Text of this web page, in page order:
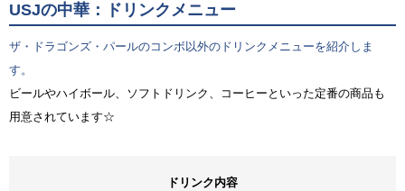
USJの中華：ドリンクメニュー
ザ・ドラゴンズ・パールのコンボ以外のドリンクメニューを紹介しま
す。
ビールやハイボール、ソフトドリンク、コーヒーといった定番の商品も
用意されています☆
ドリンク内容